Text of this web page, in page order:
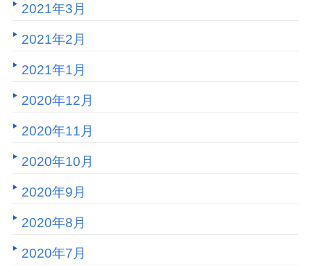
2021年3月
2021年2月
2021年1月
2020年12月
2020年11月
2020年10月
2020年9月
2020年8月
2020年7月